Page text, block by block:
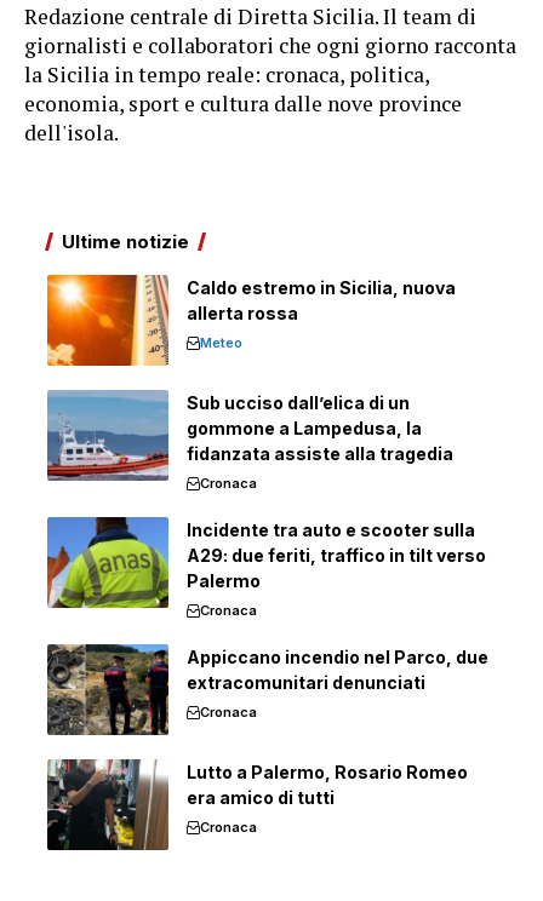
Redazione centrale di Diretta Sicilia. Il team di
giornalisti e collaboratori che ogni giorno racconta
la Sicilia in tempo reale: cronaca, politica,
economia, sport e cultura dalle nove province
dell'isola.
Ultime notizie
Caldo estremo in Sicilia, nuova
allerta rossa
Meteo
Sub ucciso dall’elica di un
gommone a Lampedusa, la
fidanzata assiste alla tragedia
Cronaca
Incidente tra auto e scooter sulla
A29: due feriti, traffico in tilt verso
Palermo
Cronaca
Appiccano incendio nel Parco, due
extracomunitari denunciati
Cronaca
Lutto a Palermo, Rosario Romeo
era amico di tutti
Cronaca